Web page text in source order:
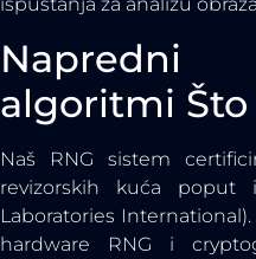
Napredni
algoritmi Što
Naš RNG sistem
revizorskih kuća poput
Laboratories
hardware RNG i